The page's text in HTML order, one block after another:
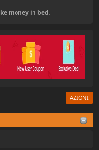
money in bed.
AZIONI